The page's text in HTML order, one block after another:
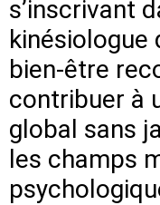
s’inscrivant
kinésiologue
bien-être
contribuer à
global sans
les champs